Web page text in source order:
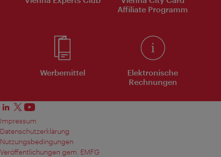
Affiliate Programm
Werbemittel
Elektronische
Rechnungen
Impressum
Datenschutzerklärung
Nutzungsbedingungen
Veröffentlichungen gem. EMFG